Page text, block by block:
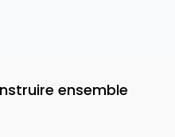
ensemble